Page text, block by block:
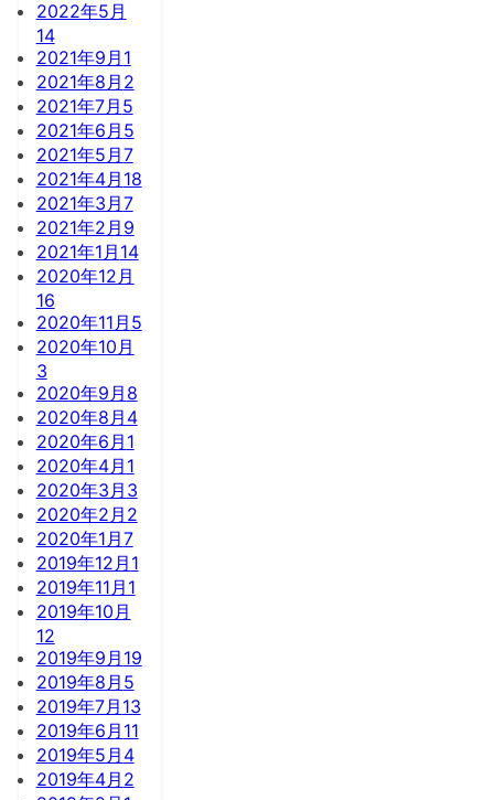
2022年5月
14
2021年9月 1
2021年8月 2
2021年7月 5
2021年6月 5
2021年5月7
2021年4月 18
2021年3月7
2021年2月 9
2021年1月 14
2020年12月
16
2020年11月 5
2020年10月
3
2020年9月 8
2020年8月 4
2020年6月 1
2020年4月 1
2020年3月 3
2020年2月 2
2020年1月7
2019年12月 1
2019年11月 1
2019年10月
12
2019年9月 19
2019年8月 5
2019年7月 13
2019年6月 11
2019年5月 4
2019年4月 2